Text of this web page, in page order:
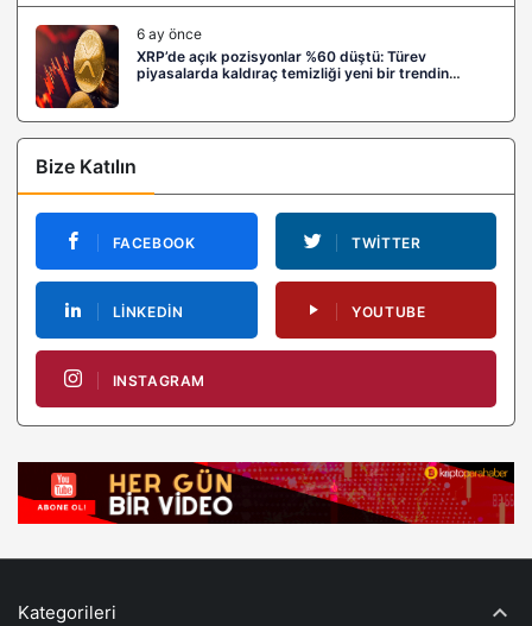
6 ay önce
XRP’de açık pozisyonlar %60 düştü: Türev
piyasalarda kaldıraç temizliği yeni bir trendin
Bize Katılın
FACEBOOK TWITTER
LINKEDIN YOUTUBE
INSTAGRAM
Kategorileri